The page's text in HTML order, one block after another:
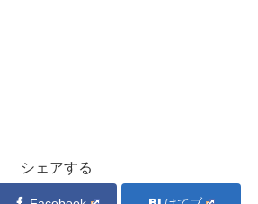
シェアする